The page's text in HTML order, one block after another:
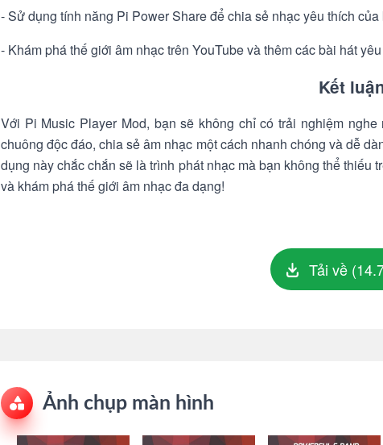
- Sử dụng tính năng Pi Power Share để chia sẻ nhạc yêu thích
- Khám phá thế giới âm nhạc trên YouTube và thêm các bài hát
Kết
Với Pi Music Player Mod, bạn sẽ không chỉ có trải nghiệm
chuông độc đáo, chia sẻ âm nhạc một cách nhanh chóng và dễ
dụng này chắc chắn sẽ là trình phát nhạc mà bạn không thể thiếu
và khám phá thế giới âm nhạc đa dạng!
Tải về
Ảnh chụp màn hình